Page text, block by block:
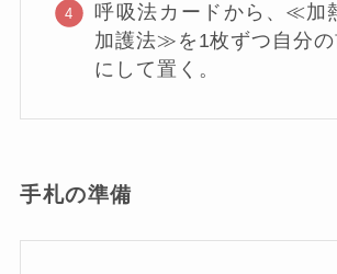
呼吸法カード から、≪
加護法≫を1枚ずつ自分の
にして置く。
手札の準備